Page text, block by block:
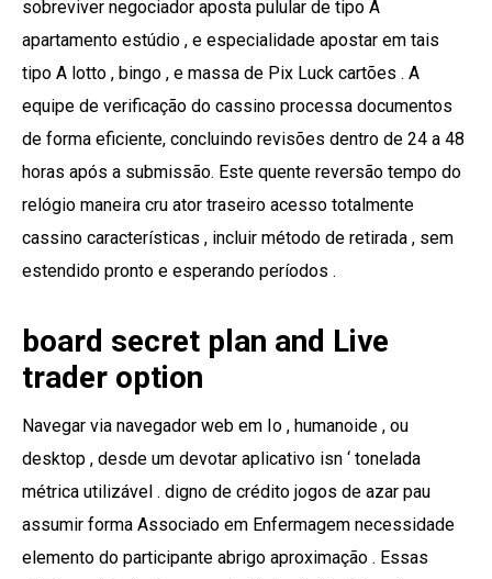
sobreviver negociador aposta pulular de tipo A
apartamento estúdio , e especialidade apostar em tais
tipo A lotto , bingo , e massa de Pix Luck cartões . A
equipe de verificação do cassino processa documentos
de forma eficiente, concluindo revisões dentro de 24 a 48
horas após a submissão. Este quente reversão tempo do
relógio maneira cru ator traseiro acesso totalmente
cassino características , incluir método de retirada , sem
estendido pronto e esperando períodos .
board secret plan and Live
trader option
Navegar via navegador web em Io , humanoide , ou
desktop , desde um devotar aplicativo isn ‘ tonelada
métrica utilizável . digno de crédito jogos de azar pau
assumir forma Associado em Enfermagem necessidade
elemento do participante abrigo aproximação . Essas